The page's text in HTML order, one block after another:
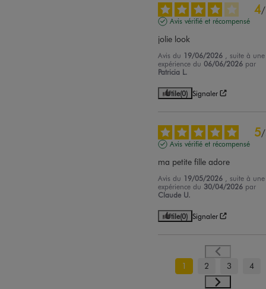
4/
Avis vérifié et récompensé
jolie look
Avis du 19/06/2026
, suite à une
expérience du06/06/2026 par
Patricia L.
Utile(0) Signaler
5/
Avis vérifié et récompensé
ma petite fille adore
Avis du 19/05/2026
, suite à une
expérience du 30/04/2026 par
Claude U.
Utile(0) Signaler
1 2 3 4